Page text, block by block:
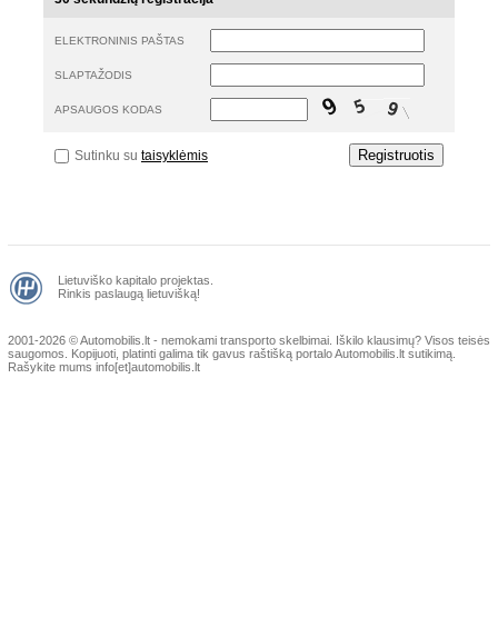
ELEKTRONINIS PAŠTAS
SLAPTAŽODIS
APSAUGOS KODAS
Sutinku su taisyklėmis
Lietuviško kapitalo projektas.
Rinkis paslaugą lietuvišką!
2001-2026 © Automobilis.lt - nemokami transporto skelbimai. Iškilo klausimų? Visos teisės
saugomos. Kopijuoti, platinti galima tik gavus raštišką portalo Automobilis.lt sutikimą.
Rašykite mums info[et]automobilis.lt